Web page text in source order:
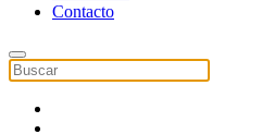
Contacto